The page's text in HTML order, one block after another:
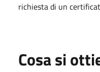
richiesta di un
Cosa si